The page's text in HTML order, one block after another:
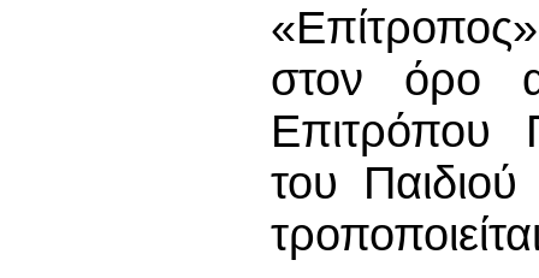
στον όρο
Επιτρόπου
του